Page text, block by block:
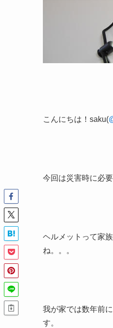
こんにちは！saku(
今回は災害時に必
ヘルメットって家
ね。。。
我が家では数年前
す。